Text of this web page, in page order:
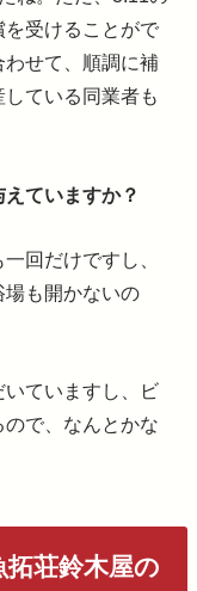
受けることがで
せて、順調に補
ている同業者も
ていますか？
回だけですし、
も開かないの
ていますし、ビ
で、なんとかな
荘鈴木屋の